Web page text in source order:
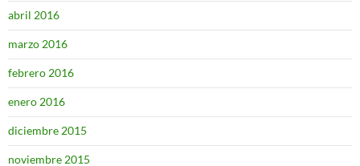
abril 2016
marzo 2016
febrero 2016
enero 2016
diciembre 2015
noviembre 2015